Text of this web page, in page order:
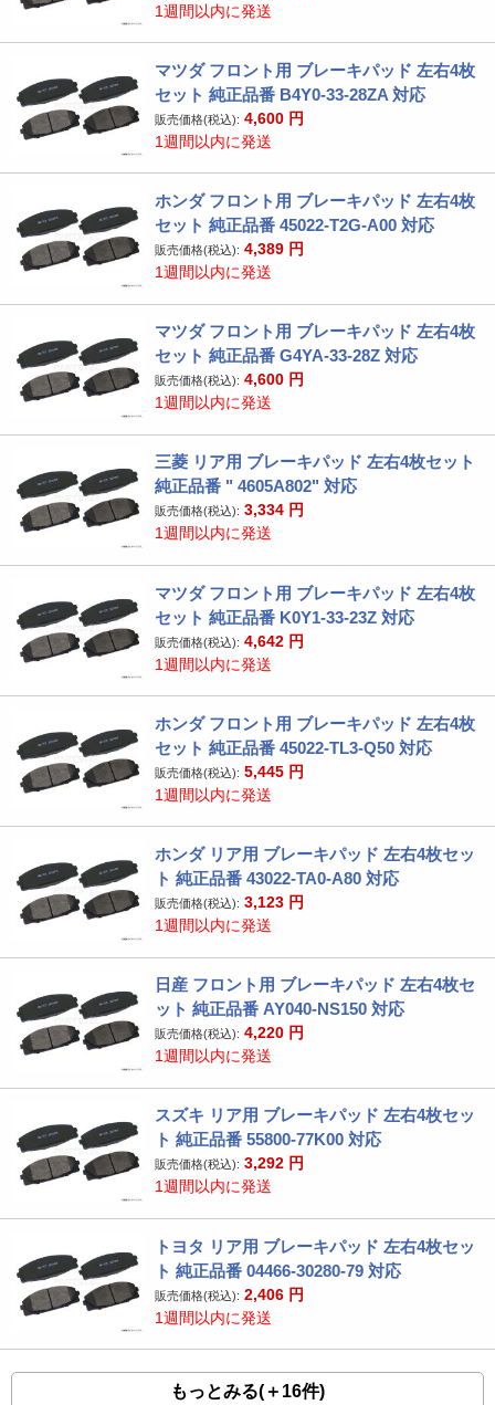
1週間以内に発送
マツダ フロント用 ブレーキパッド 左右4枚
セット 純正品番 B4Y0-33-28ZA 対応
販売価格(税込): 4,600 円
1週間以内に発送
ホンダ フロント用 ブレーキパッド 左右4枚
セット 純正品番 45022-T2G-A00 対応
販売価格(税込): 4,389 円
1週間以内に発送
マツダ フロント用 ブレーキパッド 左右4枚
セット 純正品番 G4YA-33-28Z 対応
販売価格(税込): 4,600 円
1週間以内に発送
三菱 リア用 ブレーキパッド 左右4枚セット
純正品番 " 4605A802" 対応
販売価格(税込): 3,334 円
1週間以内に発送
マツダ フロント用 ブレーキパッド 左右4枚
セット 純正品番 K0Y1-33-23Z 対応
販売価格(税込): 4,642 円
1週間以内に発送
ホンダ フロント用 ブレーキパッド 左右4枚
セット 純正品番 45022-TL3-Q50 対応
販売価格(税込): 5,445 円
1週間以内に発送
ホンダ リア用 ブレーキパッド 左右4枚セッ
ト 純正品番 43022-TA0-A80 対応
販売価格(税込): 3,123 円
1週間以内に発送
日産 フロント用 ブレーキパッド 左右4枚セ
ット 純正品番 AY040-NS150 対応
販売価格(税込): 4,220 円
1週間以内に発送
スズキ リア用 ブレーキパッド 左右4枚セッ
ト 純正品番 55800-77K00 対応
販売価格(税込): 3,292 円
1週間以内に発送
トヨタ リア用 ブレーキパッド 左右4枚セッ
ト 純正品番 04466-30280-79 対応
販売価格(税込): 2,406 円
1週間以内に発送
もっとみる(＋16件)